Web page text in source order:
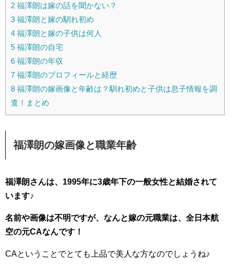
2 福澤朗は嫁の話を聞かない？
3 福澤朗と嫁の馴れ初め
4 福澤朗と嫁の子供は何人
5 福澤朗の自宅
6 福澤朗の年収
7 福澤朗のプロフィールと経歴
8 福澤朗の嫁画像と年齢は？馴れ初めと子供は息子情報を調
査！まとめ
福澤朗の嫁画像と職業年齢
福澤朗さんは、1995年に3歳年下の一般女性と結婚されて
います♪
名前や画像は不明ですが、なんと嫁の元職業は、全日本航
空の元CAなんです！
CAということでとても上品で美人な方なのでしょうね♪